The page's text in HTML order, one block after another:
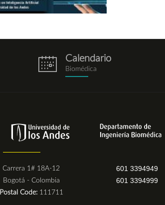
eventos.png
Calendario
Biomédica
Carrera 1# 18A-12
Bogotá - Colombia
Postal Code: 111711
601 3394949
601 3394999